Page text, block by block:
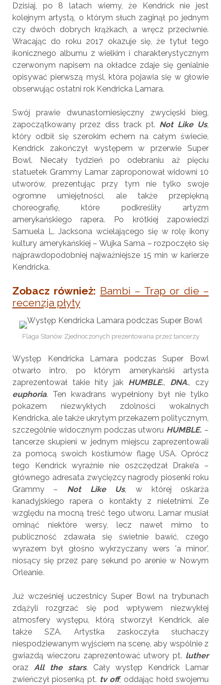
Dzisiaj, po 8 latach wiemy, że Kendrick nie jest
kolejnym artystą, o którym słuch zaginął po jednym
czy dwóch dobrych krążkach, a wręcz przeciwnie.
Wracając do roku 2017 okazuje się, że tytuł tego
ikonicznego albumu z wielkim i charakterystycznym
czerwonym napisem na okładce zdaje się genialnie
opisywać pierwszą myśl, która pojawia się w głowie
obserwując ostatni rok Kendricka Lamara.
Swój prawie dwunastomiesięczny zwycięski bieg,
zapoczątkowany przez diss track pt. Not Like Us,
który odbił się szerokim echem na całym świecie,
Kendrick zakończył występem w przerwie Super
Bowl. Niecały tydzień po odebraniu aż pięciu
statuetek Grammy Lamar zaproponował widowni 10
utworów, prezentując przy tym nie tylko swoje
ogromne umiejętności, ale także przepiękną
choreografię, które podkreśliły artyzm
amerykańskiego rapera. Po krótkiej zapowiedzi
Samuela L. Jacksona wcielającego się w rolę ikony
kultury amerykańskiej – Wujka Sama – rozpoczęło się
najprawdopodobniej najważniejsze 15 min w karierze
Kendricka.
Zobacz również: Bambi – Trap or die –
recenzja płyty
Flaga Stanów Zjednoczonych prezentowana przez tancerzy
Występ Kendricka Lamara podczas Super Bowl
otwarło intro, po którym amerykański artysta
zaprezentował takie hity jak HUMBLE. DNA. , czy
euphoria. Ten kwadrans wypełniony był nie tylko
pokazem niezwykłych zdolności wokalnych
Kendricka, ale także ukrytym przekazem politycznym,
szczególnie widocznym podczas utworu HUMBLE. –
tancerze skupieni w jednym miejscu zaprezentowali
za pomocą swoich kostiumów flagę USA. Oprócz
tego Kendrick wyraźnie nie oszczędzał Drake’a –
głównego adresata zwycięzcy nagrody piosenki roku
Grammy – Not Like Us, w której oskarża
kanadyjskiego rapera o kontakty z nieletnimi. Ze
względu na mocną treść tego utworu, Lamar musiał
ominąć niektóre wersy, lecz nawet mimo to
publiczność zdawała się świetnie bawić, czego
wyrazem był głośno wykrzyczany wers 'a minor’,
niosący się przez parę sekund po arenie w Nowym
Orleanie.
Już wcześniej uczestnicy Super Bowl na trybunach
zdążyli rozgrzać się pod wpływem niezwykłej
atmosfery występu, którą stworzył Kendrick, ale
także SZA. Artystka zaskoczyła słuchaczy
niespodziewanym wyjściem na scenę, aby wspólnie z
gwiazdą wieczoru zaprezentować utwory pt. luther
oraz All the stars. Cały występ Kendrick Lamar
zwieńczył piosenką pt. tv off, oddając hołd swojemu